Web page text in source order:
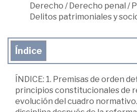
Derecho /Derecho penal /
Delitos patrimoniales y
Índice
ÍNDICE: 1. Premisas de orden
principios constitucionales de
evolución del cuadro